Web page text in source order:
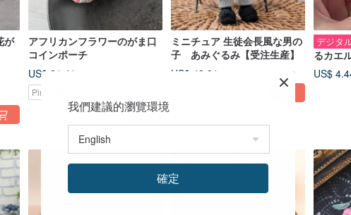
が
アフリカンフラワーのがま口
コインポーチ
US$ 21.41
Pinkoi限定
ミニチュア 生徒会長風な男の
子 あみぐるみ【受注生産】
US$ 42.81
デジタ
るカエ
あみぐ
US$
我們建議的瀏覽環境
確定